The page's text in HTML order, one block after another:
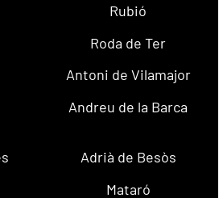
Rubió
Roda de Ter
Antoni de Vilamajor
Andreu de la Barca
Adrià de Besòs
Mataró